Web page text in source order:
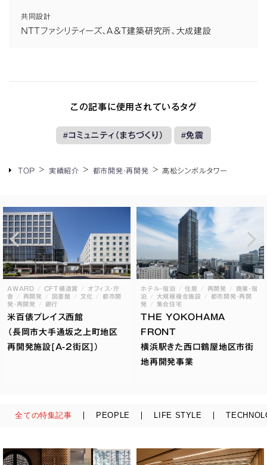
共同設計
ＮＴＴファシリティーズ、Ａ＆Ｔ建築研究所、大成建設
この記事に使用されているタグ
コミュニティ（まちづくり） 免震
TOP 実績紹介 都市開発・再開発 高松シンボルタワー
AWARD CFT構造賞
オフィス・庁
舎
再開発 図書館 文化
都市開
発・再開発
銀行
米百俵プレイス西館
（長岡市大手通坂之上町地区
再開発施設[A-2街区]）
ホテル・宿泊 住居 再開発
商業・宿
泊
大規模複合施設
都市開発・再開
発
集合住宅
THE YOKOHAMA
FRONT
横浜駅きた西口鶴屋地区市街
地再開発事業
全ての特集記事 PEOPLE LIFE STYLE